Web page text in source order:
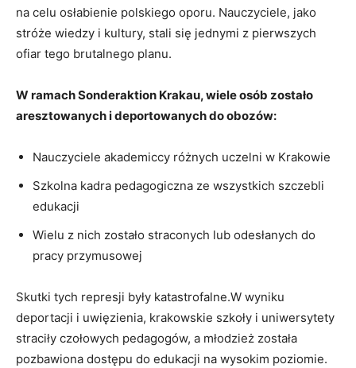
na celu osłabienie polskiego oporu. Nauczyciele, jako
stróże ‌wiedzy i kultury, stali się jednymi z pierwszych
ofiar tego brutalnego planu.
W ramach Sonderaktion Krakau, wiele osób zostało
aresztowanych i deportowanych do obozów:
Nauczyciele akademiccy różnych uczelni w Krakowie
Szkolna kadra pedagogiczna ze wszystkich szczebli
edukacji
Wielu z nich zostało straconych ⁣lub odesłanych do
pracy przymusowej
Skutki tych represji były katastrofalne.W wyniku
deportacji i uwięzienia, krakowskie szkoły i uniwersytety
straciły⁢ czołowych pedagogów, a młodzież została
pozbawiona dostępu do⁣ edukacji na wysokim poziomie.